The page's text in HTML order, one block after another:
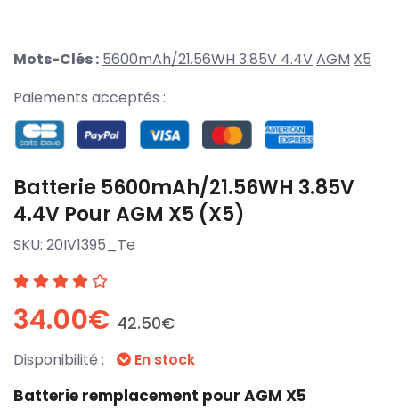
Mots-Clés : 5600mAh/21.56WH 3.85V 4.4VAGM X5
Paiements acceptés :
Batterie 5600mAh/21.56WH 3.85V
4.4V Pour AGM X5 (X5)
SKU: 20IV1395_Te
34.00€ 42.50€
Disponibilité : En stock
Batterie remplacement pour AGM X5